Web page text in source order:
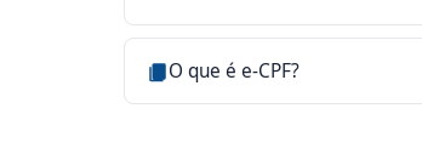
O que é e-CPF?